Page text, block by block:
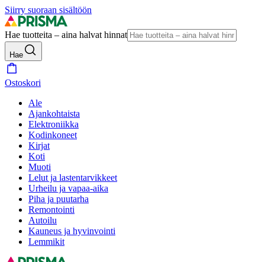
Siirry suoraan sisältöön
Hae tuotteita – aina halvat hinnat
Hae
Ostoskori
Ale
Ajankohtaista
Elektroniikka
Kodinkoneet
Kirjat
Koti
Muoti
Lelut ja lastentarvikkeet
Urheilu ja vapaa-aika
Piha ja puutarha
Remontointi
Autoilu
Kauneus ja hyvinvointi
Lemmikit